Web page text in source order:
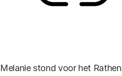
Melanie stond voor het